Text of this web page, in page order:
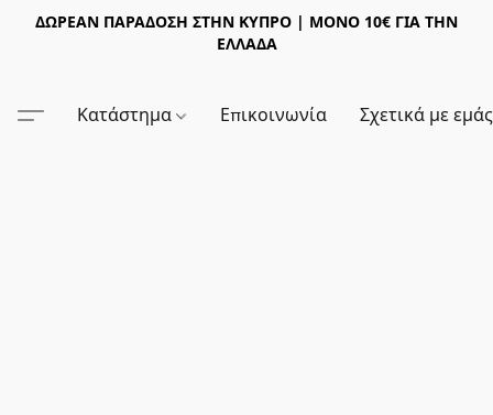
ΔΩΡΕΑΝ ΠΑΡΑΔΟΣΗ ΣΤΗΝ ΚΥΠΡΟ | ΜΟΝΟ 10€ ΓΙΑ ΤΗΝ
ΕΛΛΑΔΑ
Κατάστημα Επικοινωνία Σχετικά με εμάς